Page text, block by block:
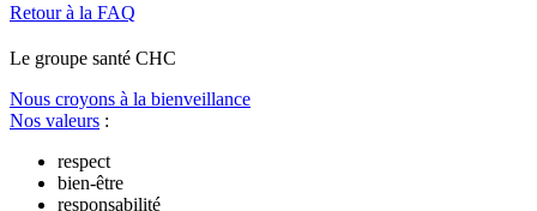
Retour à la FAQ
Le groupe santé CHC
Nous croyons à la bienveillance
Nos valeurs :
respect
bien-être
responsabilité